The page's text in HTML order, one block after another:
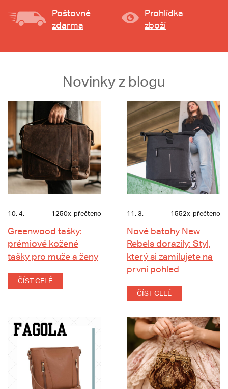
Poštovné
zdarma
Prohlídka
zboží
Novinky z blogu
10. 4. 1250x přečteno
Greenwood tašky:
prémiové kožené
tašky pro muže a ženy
ČÍST CELÉ
11. 3. 1552x přečteno
Nové batohy New
Rebels dorazily: Styl,
který si zamilujete na
první pohled
ČÍST CELÉ